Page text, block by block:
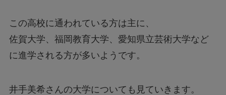
この高校に通われている方は主に、
佐賀大学、福岡教育大学、愛知県立芸術大学など
に進学される方が多いようです。
井手美希さんの大学についても見ていきます。